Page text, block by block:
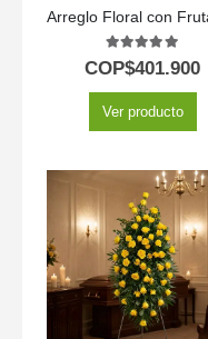
5.00out of 5
COP$401.900
Ver producto